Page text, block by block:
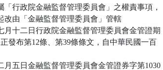
「行政院金融監督管理委員會」之權責事項，
改由「金融監督管理委員會」管轄
月十二日行政院金融監督管理委員會金管證期
發布第12條、第39條條文，自中華民國一百
月五日金融監督管理委員會金管證券字第1030